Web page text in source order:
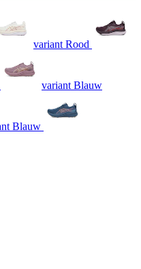
variant Rood
variant Blauw
Blauw